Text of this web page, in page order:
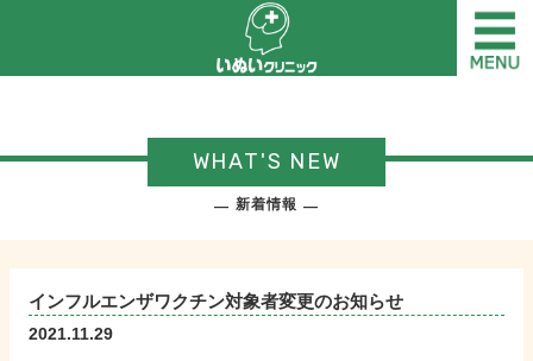
WHAT'S NEW
新着情報
インフルエンザワクチン対象者変更のお知らせ
2021.11.29